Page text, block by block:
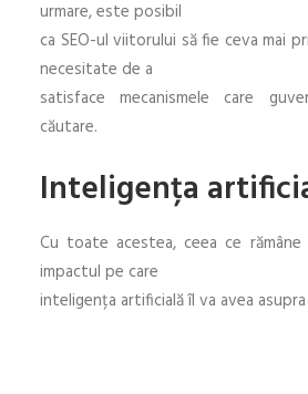
urmare, este posibil
ca SEO-ul viitorului să fie ceva mai
necesitate de a
satisface mecanismele care
căutare.
Inteligența
Cu toate acestea, ceea ce
impactul pe care
inteligența artificială îl va avea